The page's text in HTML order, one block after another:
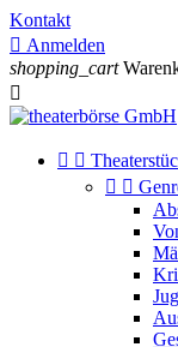
Kontakt
 Anmelden
shopping_cart

 
 